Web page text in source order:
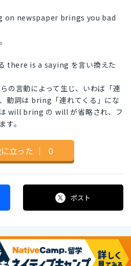
newspaper brings you bad
there is a saying を言い換えた
の言動によって生じ、いわば「連
動詞は bring「連れてくる」にな
will bring の will が省略され、フ
す。
立った ｜ 0
ポスト